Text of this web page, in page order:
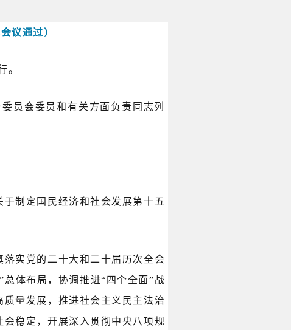
议通过）
。
员会委员和有关方面负责同志列
制定国民经济和社会发展第十五
实党的二十大和二十届历次全会
体布局，协调推进“四个全面”战
量发展，推进社会主义民主法治
稳定，开展深入贯彻中央八项规